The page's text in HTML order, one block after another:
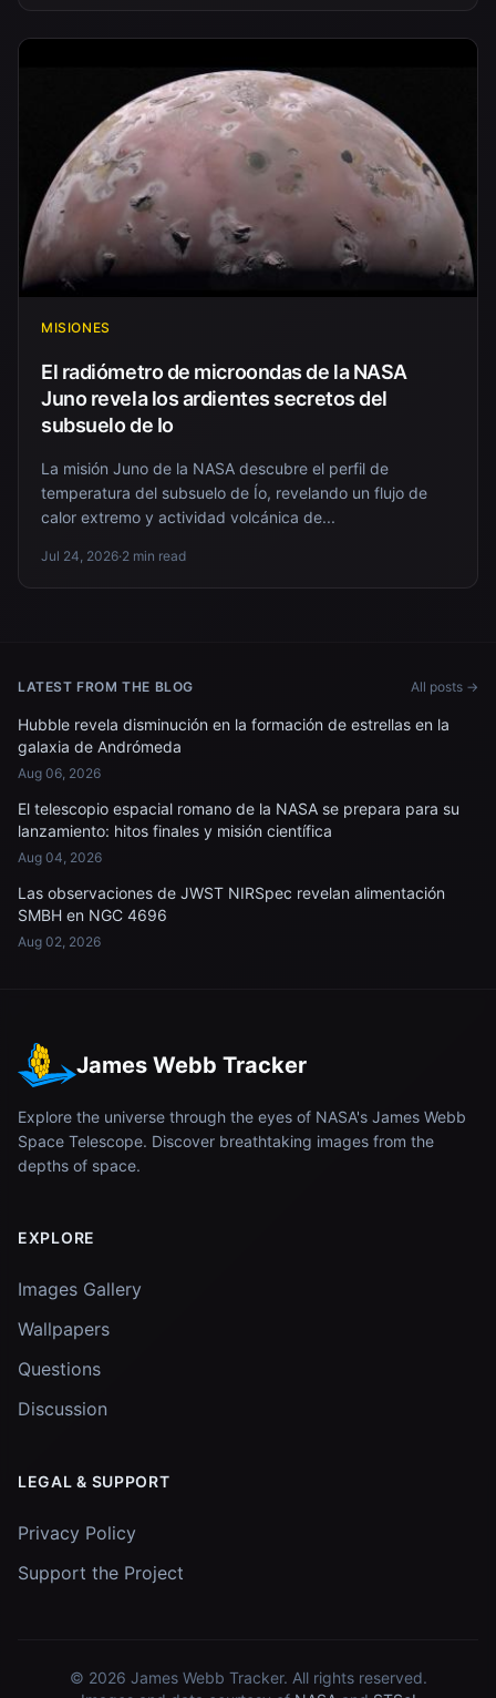
MISIONES
El radiómetro de microondas de la NASA
Juno revela los ardientes secretos del
subsuelo de Io
La misión Juno de la NASA descubre el perfil de
temperatura del subsuelo de Ío, revelando un flujo de
calor extremo y actividad volcánica de...
Jul 24, 2026·2 min read
LATEST FROM THE BLOG All posts →
Hubble revela disminución en la formación de estrellas en la
galaxia de Andrómeda
Aug 06, 2026
El telescopio espacial romano de la NASA se prepara para su
lanzamiento: hitos finales y misión científica
Aug 04, 2026
Las observaciones de JWST NIRSpec revelan alimentación
SMBH en NGC 4696
Aug 02, 2026
James Webb Tracker
Explore the universe through the eyes of NASA's James Webb
Space Telescope. Discover breathtaking images from the
depths of space.
EXPLORE
Images Gallery
Wallpapers
Questions
Discussion
LEGAL & SUPPORT
Privacy Policy
Support the Project
© 2026 James Webb Tracker. All rights reserved.